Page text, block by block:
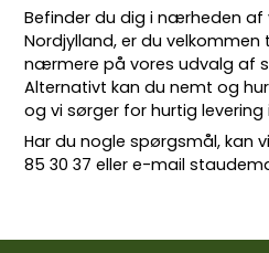
Befinder du dig i nærheden af
Nordjylland, er du
nærmere på vores udvalg af
Alternativt kan du nemt og
og vi sørger for hurtig levering
Har du nogle spørgsmål, kan
85 30 37 eller e-mail